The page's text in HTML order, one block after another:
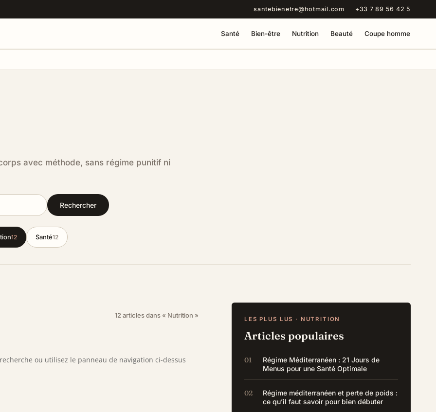
santebienetre@hotmail.com +33 7 89 56 42 5
Santé Bien-être Nutrition Beauté Coupe homme
avec méthode, sans régime punitif ni
Rechercher
12 Santé12
12 articles dans « Nutrition »
ou utilisez le panneau de navigation ci-dessus
LES PLUS LUS · NUTRITION
Articles populaires
Régime Méditerranéen : 21 Jours de
Menus pour une Santé Optimale
Régime méditerranéen et perte de poids :
ce qu’il faut savoir pour bien débuter